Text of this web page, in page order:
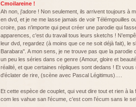
Cmoilareine !
Ah non, j'adore ! Non seulement, ils arrivent toujours à
en dvd, et je ne me lasse jamais de voir Télémgouilles
croire, pas n'importe qui peut créer une parodie qui
apparences, c'est du travail tous leurs sketchs !
leur dvd, regardez (à moins que ce ne soit déjà fait), le
Barabara". A mon sens, je ne trouve pas que la
un peu les séries dans ce genre (Amour, gloire et
réalité, et que certaines répliques sont dedans ! Et
d'éclater de rire, (scène avec Pascal Légitimus)….
Et cette espèce de couplet, qui veut dire tout et rien à
com les vahue san l'écume, c'est com l'écum sans le